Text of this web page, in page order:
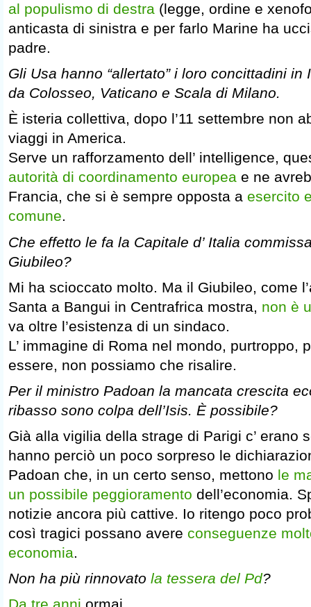
al populismo di destra (legge, ordine e
anticasta di sinistra e per farlo Marine ha
padre.
Gli Usa hanno “allertato” i loro concittadini
da Colosseo, Vaticano e Scala di Milano.
È isteria collettiva, dopo l’11 settembre non
viaggi in America.
Serve un rafforzamento dell’ intelligence,
autorità di coordinamento europea e ne
Francia, che si è sempre opposta a esercito
comune.
Che effetto le fa la Capitale d’ Italia
Giubileo?
Mi ha scioccato molto. Ma il Giubileo, come
Santa a Bangui in Centrafrica mostra, non è
va oltre l’esistenza di un sindaco.
L’ immagine di Roma nel mondo, purtroppo,
essere, non possiamo che risalire.
Per il ministro Padoan la mancata crescita
ribasso sono colpa dell’Isis. È possibile?
Già alla vigilia della strage di Parigi c’ erano
hanno perciò un poco sorpreso le
Padoan che, in un certo senso, mettono le
un possibile peggioramento dell’economia.
notizie ancora più cattive. Io ritengo poco
così tragici possano avere conseguenze
economia.
Non ha più rinnovato la tessera del Pd?